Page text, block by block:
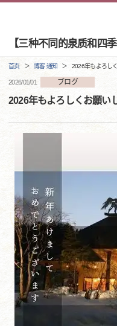
【三种不同的泉质和四
首页 博客·通知 2026年もよろし
2026/01/01 ブログ
2026年もよろしくお願い